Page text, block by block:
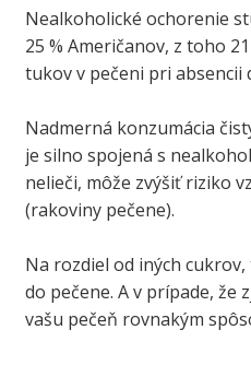
Nealkoholické ochorenie
25 % Američanov, z toho
tukov v pečeni pri absencii
Nadmerná konzumácia
je silno spojená s
nelieči, môže zvýšiť riziko
(rakoviny pečene).
Na rozdiel od iných
do pečene. A v prípade,
vašu pečeň rovnakým